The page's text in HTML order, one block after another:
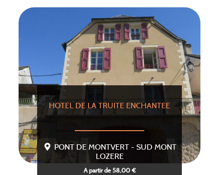
HOTEL DE LA TRUITE ENCHANTEE
PONT DE MONTVERT - SUD MONT
LOZERE
A partir de 58,00 €